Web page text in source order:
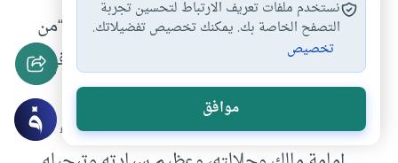
قال عبد الله بن أحمد بن حنبل: قلت لأبي: “من
أثبت أصحاب الزهري؟”، قال: “مالك أثبت في كل
شيء.
قالالإمام النووي: “أجمعت طوائف العلماء على
نستخدم ملفات تعريف الارتباط لتحسين تجربة
التصفح الخاصة بك. يمكنك تخصيص تفضيلاتك.
تخصيص
موافق